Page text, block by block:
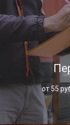
от 55